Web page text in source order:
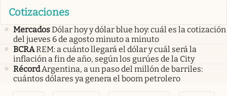
Cotizaciones
MercadosDólar hoy y dólar blue hoy: cuál es la cotización
del jueves 6 de agosto minuto a minuto
BCRAREM: a cuánto llegará el dólar y cuál será la
inflación a fin de año, según los gurúes de la City
Récord Argentina, a un paso del millón de barriles:
cuántos dólares ya genera el boom petrolero